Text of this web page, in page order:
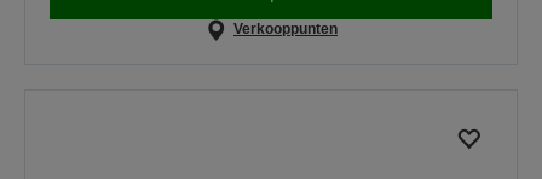
Verkooppunten